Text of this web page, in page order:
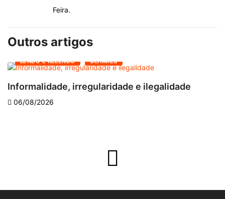
Feira.
Outros artigos
LENDO E RELENDO OLHARES
Informalidade, irregularidade e ilegalidade
06/08/2026